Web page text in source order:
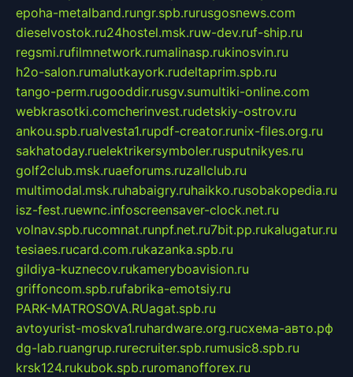
epoha-metalband.rungr.spb.rurusgosnews.com
dieselvostok.ru24hostel.msk.ruw-dev.ruf-ship.ru
regsmi.rufilmnetwork.rumalinasp.rukinosvin.ru
h2o-salon.rumalutkayork.rudeltaprim.spb.ru
tango-perm.rugooddir.rusgv.sumultiki-online.com
webkrasotki.comcherinvest.rudetskiy-ostrov.ru
ankou.spb.rualvesta1.rupdf-creator.runix-files.org.ru
sakhatoday.ruelektrikersymboler.rusputnikyes.ru
golf2club.msk.ruaeforums.ruzallclub.ru
multimodal.msk.ruhabaigry.ruhaikko.rusobakopedia.ru
isz-fest.ruewnc.infoscreensaver-clock.net.ru
volnav.spb.rucomnat.runpf.net.ru7bit.pp.rukalugatur.ru
tesiaes.rucard.com.rukazanka.spb.ru
gildiya-kuznecov.rukameryboavision.ru
griffoncom.spb.rufabrika-emotsiy.ru
PARK-MATROSOVA.RUagat.spb.ru
avtoyurist-moskva1.ruhardware.org.ruсхема-авто.рф
dg-lab.ruangrup.rurecruiter.spb.rumusic8.spb.ru
krsk124.rukubok.spb.ruromanofforex.ru